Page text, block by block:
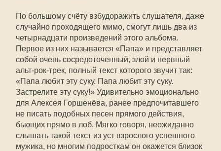
По большому счёту взбудоражить слушателя, даже
случайно проходящего мимо, смогут лишь два из
четырнадцати произведений этого альбома.
Первое из них называется «Папа» и представляет
собой очень сосредоточенный, злой и нервный
альт-рок-трек, полный текст которого звучит так:
«Папа любит эту суку. Папа любит эту суку.
Застрелите эту суку!» Удивительно эмоционально
для Алексея Горшенёва, ранее предпочитавшего
не писать подобных песен прямого действия,
бьющих прямо в лоб. Мягко говоря, неожиданно
слышать такой текст из уст взрослого успешного
мужика, но многим подросткам он окажется близок